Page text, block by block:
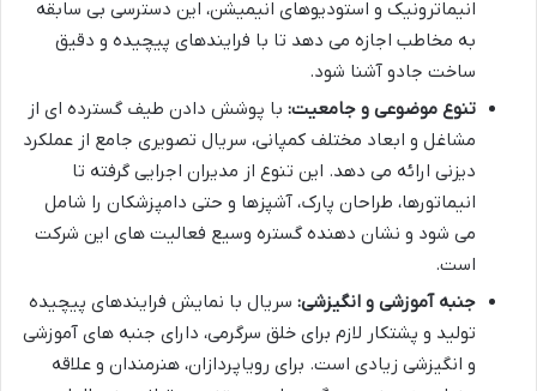
انیماترونیک و استودیوهای انیمیشن، این دسترسی بی سابقه
به مخاطب اجازه می دهد تا با فرایندهای پیچیده و دقیق
ساخت جادو آشنا شود.
تنوع موضوعی و جامعیت: با پوشش دادن طیف گسترده ای از
مشاغل و ابعاد مختلف کمپانی، سریال تصویری جامع از عملکرد
دیزنی ارائه می دهد. این تنوع از مدیران اجرایی گرفته تا
انیماتورها، طراحان پارک، آشپزها و حتی دامپزشکان را شامل
می شود و نشان دهنده گستره وسیع فعالیت های این شرکت
است.
جنبه آموزشی و انگیزشی: سریال با نمایش فرایندهای پیچیده
تولید و پشتکار لازم برای خلق سرگرمی، دارای جنبه های آموزشی
و انگیزشی زیادی است. برای رویاپردازان، هنرمندان و علاقه